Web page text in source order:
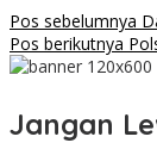
Pos sebelumnya
Pos berikutnya
Jangan